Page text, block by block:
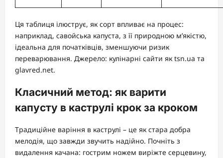
Ця таблиця ілюструє, як сорт впливає на процес:
наприклад, савойська капуста, з її природною м’якістю,
ідеальна для початківців, зменшуючи ризик
переварювання. Джерело: кулінарні сайти як tsn.ua та
glavred.net.
Класичний метод: як варити
капусту в каструлі крок за кроком
Традиційне варіння в каструлі – це як стара добра
мелодія, що завжди звучить надійно. Почніть з
видалення качана: гострим ножем виріжте серцевину,